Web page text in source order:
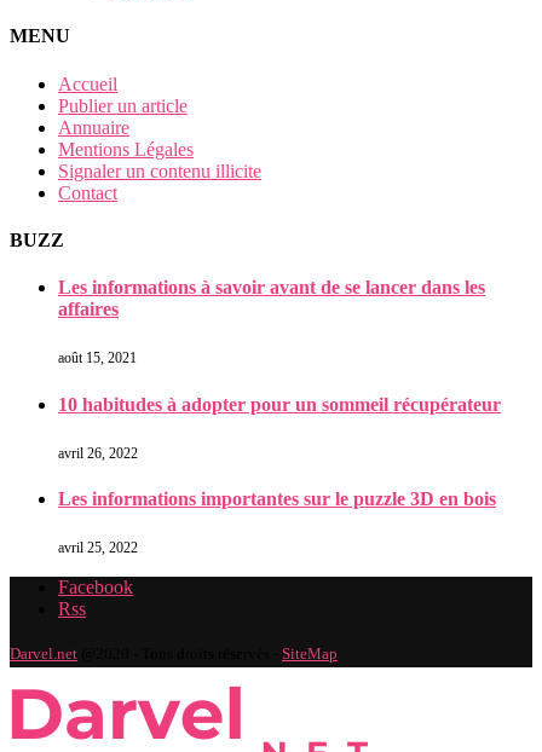
MENU
Accueil
Publier un article
Annuaire
Mentions Légales
Signaler un contenu illicite
Contact
BUZZ
Les informations à savoir avant de se lancer dans les
affaires
août 15, 2021
10 habitudes à adopter pour un sommeil récupérateur
avril 26, 2022
Les informations importantes sur le puzzle 3D en bois
avril 25, 2022
Facebook
Rss
Darvel.net SiteMap